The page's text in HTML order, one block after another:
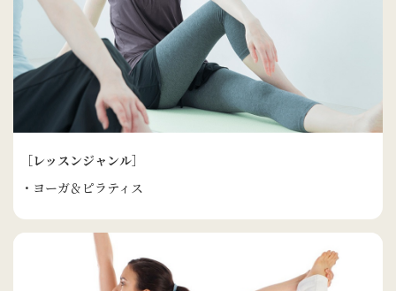
［レッスンジャンル］
・ヨーガ＆ピラティス